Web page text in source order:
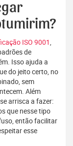
ISO 9001,
de
Isso ajuda a
do jeito certo, no
sem
Além
arrisca a fazer:
que nesse tipo
então facilitar
esse